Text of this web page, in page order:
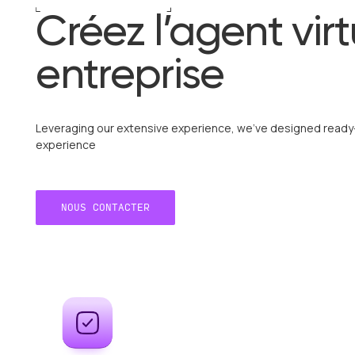
Créez l’agent
entreprise
Leveraging our extensive experience, we've designed
experience
NOUS CONTACTER
NOUS CONTACTER